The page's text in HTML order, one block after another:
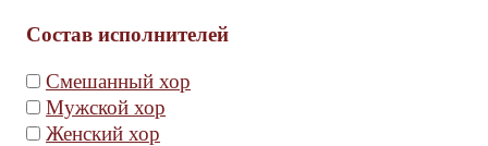
Состав исполнителей
Смешанный хор
Мужской хор
Женский хор